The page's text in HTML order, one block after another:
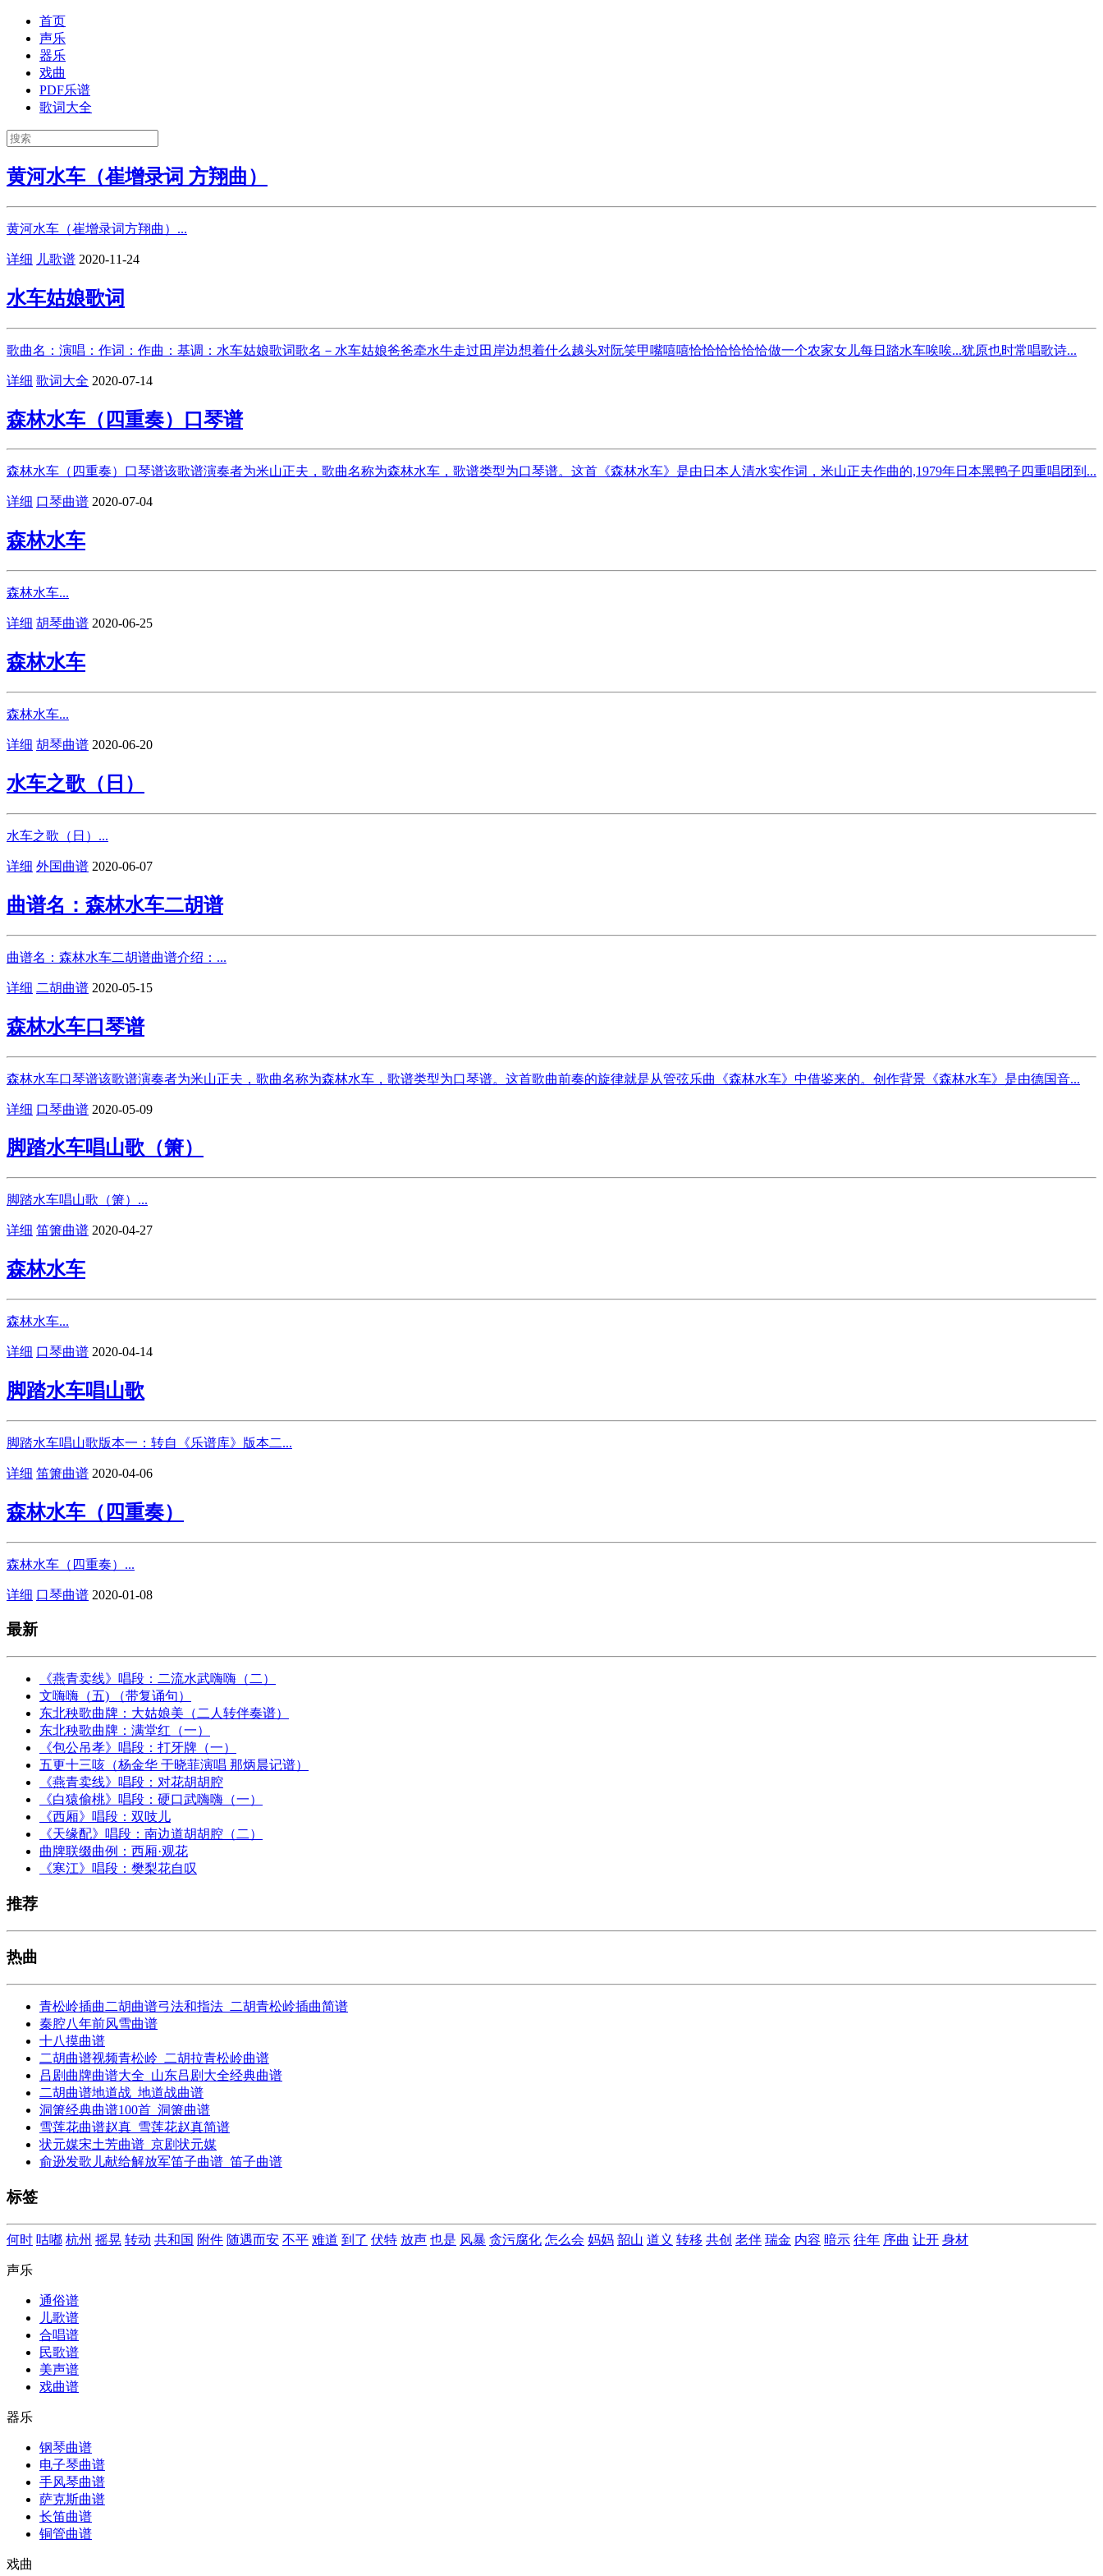
首页
声乐
器乐
戏曲
PDF乐谱
歌词大全
黄河水车（崔增录词 方翔曲）
黄河水车（崔增录词方翔曲）...
详细 儿歌谱 2020-11-24
水车姑娘歌词
歌曲名：演唱：作词：作曲：基调：水车姑娘歌词歌名－水车姑娘爸爸牵水牛走过田岸边想着什么越头对阮笑甲嘴嘻嘻恰恰恰恰恰恰做一个农家女儿每日踏水车唉唉...犹原也时常唱歌诗...
详细 歌词大全 2020-07-14
森林水车（四重奏）口琴谱
森林水车（四重奏）口琴谱该歌谱演奏者为米山正夫，歌曲名称为森林水车，歌谱类型为口琴谱。这首《森林水车》是由日本人清水实作词，米山正夫作曲的,1979年日本黑鸭子四重唱团到...
详细 口琴曲谱 2020-07-04
森林水车
森林水车...
详细 胡琴曲谱 2020-06-25
森林水车
森林水车...
详细 胡琴曲谱 2020-06-20
水车之歌（日）
水车之歌（日）...
详细 外国曲谱 2020-06-07
曲谱名：森林水车二胡谱
曲谱名：森林水车二胡谱曲谱介绍：...
详细 二胡曲谱 2020-05-15
森林水车口琴谱
森林水车口琴谱该歌谱演奏者为米山正夫，歌曲名称为森林水车，歌谱类型为口琴谱。这首歌曲前奏的旋律就是从管弦乐曲《森林水车》中借鉴来的。创作背景《森林水车》是由德国音...
详细 口琴曲谱 2020-05-09
脚踏水车唱山歌（箫）
脚踏水车唱山歌（箫）...
详细 笛箫曲谱 2020-04-27
森林水车
森林水车...
详细 口琴曲谱 2020-04-14
脚踏水车唱山歌
脚踏水车唱山歌版本一：转自《乐谱库》版本二...
详细 笛箫曲谱 2020-04-06
森林水车（四重奏）
森林水车（四重奏）...
详细 口琴曲谱 2020-01-08
最新
《燕青卖线》唱段：二流水武嗨嗨（二）
文嗨嗨（五) （带复诵句）
东北秧歌曲牌：大姑娘美（二人转伴奏谱）
东北秧歌曲牌：满堂红（一）
《包公吊孝》唱段：打牙牌（一）
五更十三咳（杨金华 于晓菲演唱 那炳晨记谱）
《燕青卖线》唱段：对花胡胡腔
《白猿偷桃》唱段：硬口武嗨嗨（一）
《西厢》唱段：双吱儿
《天缘配》唱段：南边道胡胡腔（二）
曲牌联缀曲例：西厢·观花
《寒江》唱段：樊梨花自叹
推荐
热曲
青松岭插曲二胡曲谱弓法和指法_二胡青松岭插曲简谱
秦腔八年前风雪曲谱
十八摸曲谱
二胡曲谱视频青松岭_二胡拉青松岭曲谱
吕剧曲牌曲谱大全_山东吕剧大全经典曲谱
二胡曲谱地道战_地道战曲谱
洞箫经典曲谱100首_洞箫曲谱
雪莲花曲谱赵真_雪莲花赵真简谱
状元媒宋土芳曲谱_京剧状元媒
俞逊发歌儿献给解放军笛子曲谱_笛子曲谱
标签
何时 咕嘟 杭州 摇晃 转动 共和国 附件 随遇而安 不平 难道 到了 伏特 放声 也是 风暴 贪污腐化 怎么会 妈妈 韶山 道义 转移 共创 老伴 瑞金 内容 暗示 往年 序曲 让开 身材
声乐
通俗谱
儿歌谱
合唱谱
民歌谱
美声谱
戏曲谱
器乐
钢琴曲谱
电子琴曲谱
手风琴曲谱
萨克斯曲谱
长笛曲谱
铜管曲谱
戏曲